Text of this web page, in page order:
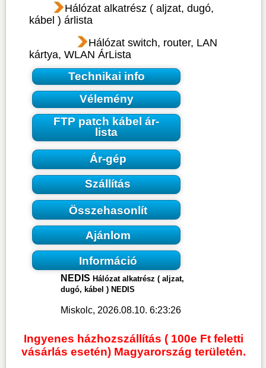
Hálózat alkatrész ( aljzat, dugó,
kábel ) árlista
Hálózat switch, router, LAN
kártya, WLAN ÁrLista
Technikai info
Vélemény
FTP patch kábel ár-
lista
Ár-gép
Szállítás
Összehasonlít
Ajánlom
Információ
NEDIS Hálózat alkatrész ( aljzat,
dugó, kábel ) NEDIS
Miskolc, 2026.08.10. 6:23:26
Ingyenes házhozszállítás ( 100e Ft feletti
vásárlás esetén) Magyarország területén.